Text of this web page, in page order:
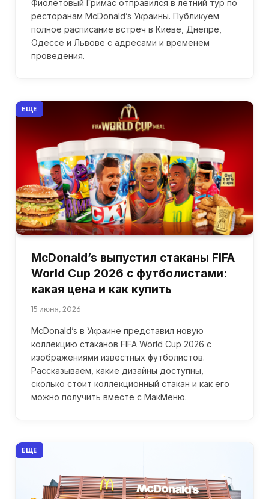
Фиолетовый Гримас отправился в летний тур по
ресторанам McDonald’s Украины. Публикуем
полное расписание встреч в Киеве, Днепре,
Одессе и Львове с адресами и временем
проведения.
ЕЩЕ
McDonald’s выпустил стаканы FIFA
World Cup 2026 с футболистами:
какая цена и как купить
15 июня, 2026
McDonald’s в Украине представил новую
коллекцию стаканов FIFA World Cup 2026 с
изображениями известных футболистов.
Рассказываем, какие дизайны доступны,
сколько стоит коллекционный стакан и как его
можно получить вместе с МакМеню.
ЕЩЕ